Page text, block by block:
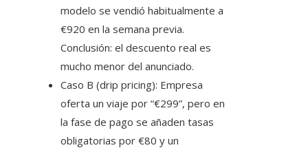
modelo se vendió habitualmente a
€920 en la semana previa.
Conclusión: el descuento real es
mucho menor del anunciado.
Caso B (drip pricing): Empresa
oferta un viaje por “€299”, pero en
la fase de pago se añaden tasas
obligatorias por €80 y un